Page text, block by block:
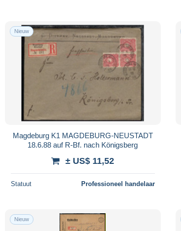
Nieuw
Magdeburg K1 MAGDEBURG-NEUSTADT
18.6.88 auf R-Bf. nach Königsberg
± US$ 11,52
Statuut Professioneel handelaar
Nieuw